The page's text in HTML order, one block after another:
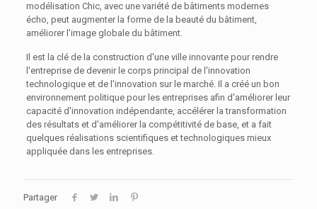
modélisation Chic, avec une variété de bâtiments modernes
écho, peut augmenter la forme de la beauté du bâtiment,
améliorer l'image globale du bâtiment.
Il est la clé de la construction d'une ville innovante pour rendre
l'entreprise de devenir le corps principal de l'innovation
technologique et de l'innovation sur le marché. Il a créé un bon
environnement politique pour les entreprises afin d'améliorer leur
capacité d'innovation indépendante, accélérer la transformation
des résultats et d'améliorer la compétitivité de base, et a fait
quelques réalisations scientifiques et technologiques mieux
appliquée dans les entreprises.
Partager